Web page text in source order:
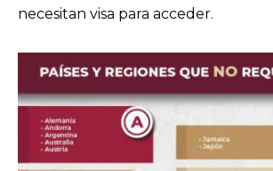
necesitan visa para acceder.